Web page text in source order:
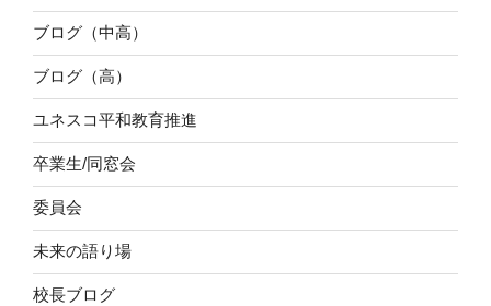
ブログ（中高）
ブログ（高）
ユネスコ平和教育推進
卒業生/同窓会
委員会
未来の語り場
校長ブログ